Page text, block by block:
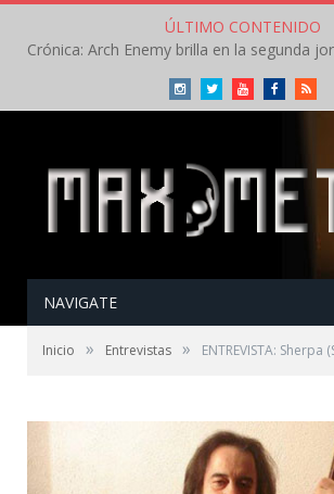
ÚLTIMO CONTENIDO
InstagramTwitterYoutubeFacebookRSS
NAVIGATE
Inicio » Entrevistas » ENTREVISTA: